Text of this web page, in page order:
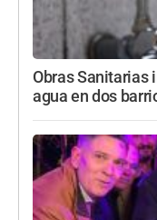
Obras Sanitarias
agua en dos